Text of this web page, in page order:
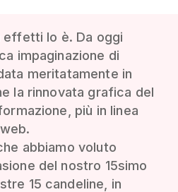
effetti lo è. Da oggi
impaginazione di
meritatamente in
la rinnovata grafica del
più in linea
abbiamo voluto
del nostro 15simo
15 candeline, in